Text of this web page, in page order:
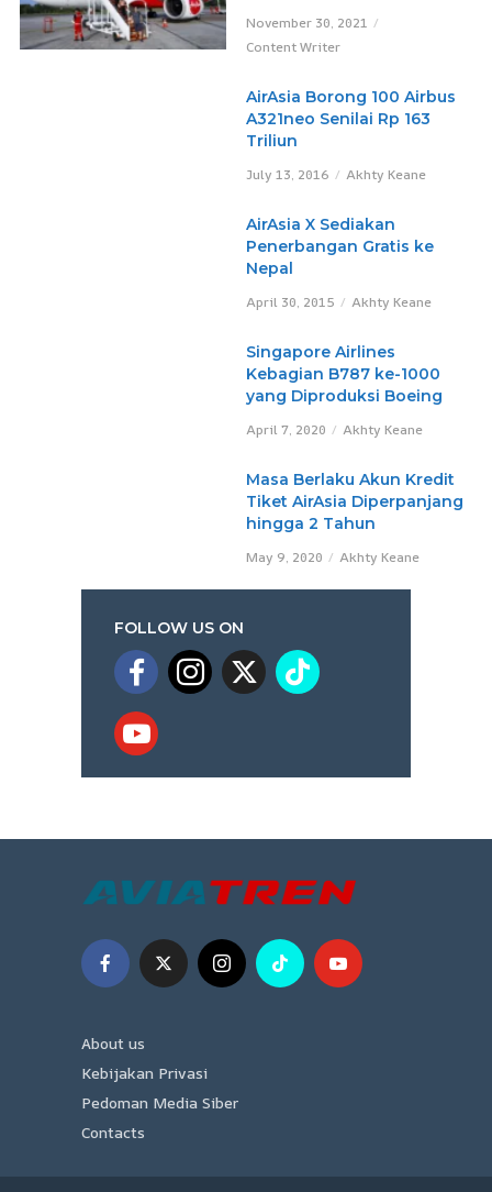
November 30, 2021
Content Writer
AirAsia Borong 100 Airbus
A321neo Senilai Rp 163
Triliun
July 13, 2016 Akhty Keane
AirAsia X Sediakan
Penerbangan Gratis ke
Nepal
April 30, 2015 Akhty Keane
Singapore Airlines
Kebagian B787 ke-1000
yang Diproduksi Boeing
April 7, 2020 Akhty Keane
Masa Berlaku Akun Kredit
Tiket AirAsia Diperpanjang
hingga 2 Tahun
May 9, 2020 Akhty Keane
FOLLOW US ON
About us
Kebijakan Privasi
Pedoman Media Siber
Contacts